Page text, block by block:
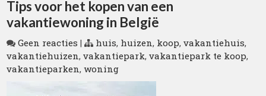
Tips voor het kopen van een
vakantiewoning in België
Geen reacties | huis, huizen, koop,vakantiehuis,
vakantiehuizen,vakantiepark,vakantiepark te koop,
vakantieparken,woning